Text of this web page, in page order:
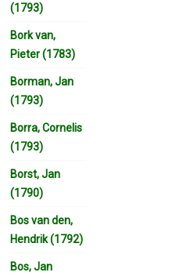
(1793)
Bork van,
Pieter (1783)
Borman, Jan
(1793)
Borra, Cornelis
(1793)
Borst, Jan
(1790)
Bos van den,
Hendrik (1792)
Bos, Jan